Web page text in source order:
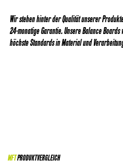
Wir stehen hinter der Qualität unserer
24-monatige Garantie. Unsere Balance
höchste Standards in Material und
MFTPRODUKTVERGLEICH